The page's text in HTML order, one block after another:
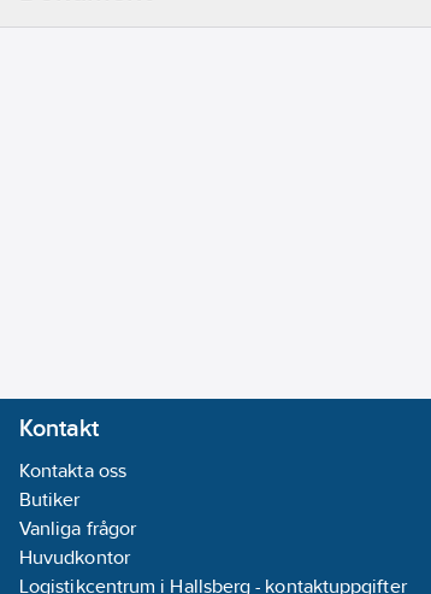
Kontakt
Kontakta oss
Butiker
Vanliga frågor
Huvudkontor
Logistikcentrum i Hallsberg - kontaktuppgifter